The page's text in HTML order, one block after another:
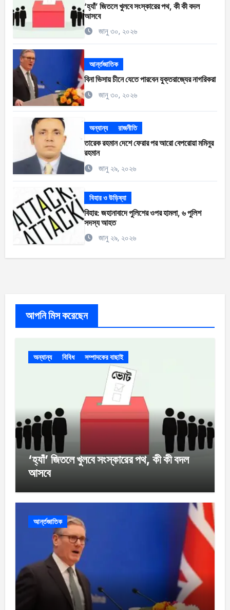
‘হ্যাঁ’ জিতলে খুলবে সংস্কারের পথ, কী কী বদল
আসবে
জানু ৩০, ২০২৬
আর্ন্তজাতিক
বিনা ভিসায় চীনে যেতে পারবেন যুক্তরাজ্যের নাগরিকরা
জানু ৩০, ২০২৬
অন্যান্য রাজনীতি
তারেক রহমান দেশে ফেরার পর আরো বেপরোয়া মমিনুর
রহমান
জানু ২৯, ২০২৬
বিহার ও উড়িষ্যা
বিহার: জহানাবাদে পুলিশের ওপর হামলা, ৬ পুলিশ
সদস্য আহত
জানু ২৯, ২০২৬
আপনি মিস করেছেন
অন্যান্য বিবিধ সম্পাদকের বাছাই
‘হ্যাঁ’ জিতলে খুলবে সংস্কারের পথ, কী কী বদল
আসবে
আর্ন্তজাতিক